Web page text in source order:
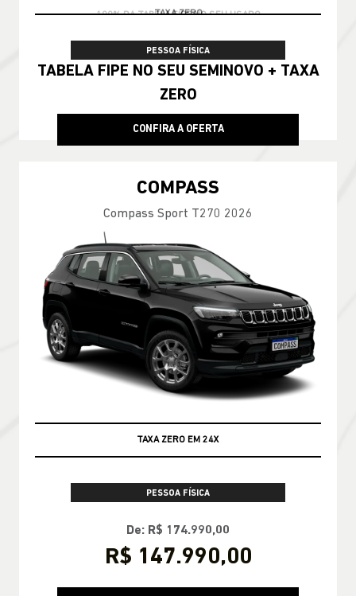
COMMANDER
Commander Longitude T270 7L 26/27